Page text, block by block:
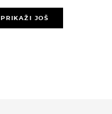
PRIKAŽI JOŠ